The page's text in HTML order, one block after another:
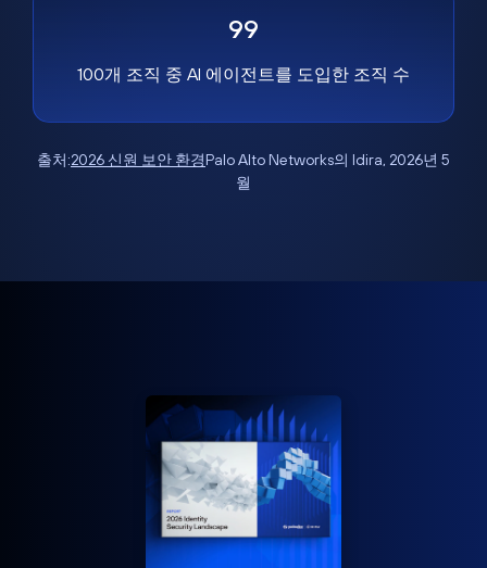
99
100개 조직 중 AI 에이전트를 도입한 조직 수
출처:2026 신원 보안 환경Palo Alto Networks의 Idira, 2026년 5
월